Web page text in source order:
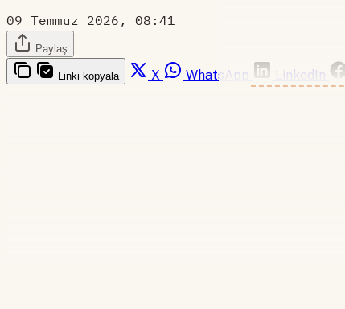
09 Temmuz 2026, 08:41
Paylaş
Linki kopyala X WhatsApp LinkedIn